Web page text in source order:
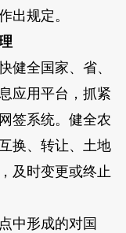
出规定。
全国家、省、
应用平台，抓紧
签系统。健全农
换、转让、土地
及时变更或终止
中形成的对国